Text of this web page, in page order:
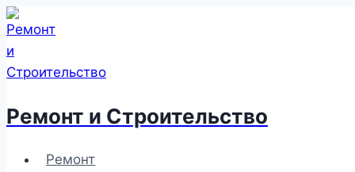
Перейти
к
содержимому
Ремонт и Строительство
Ремонт